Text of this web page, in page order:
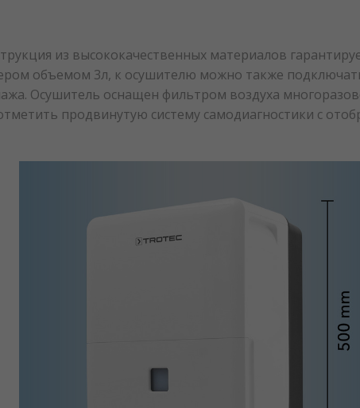
из высококачественных материалов
объемом 3л, к осушителю можно также
Осушитель оснащен фильтром воздуха
продвинутую систему самодиагностики с